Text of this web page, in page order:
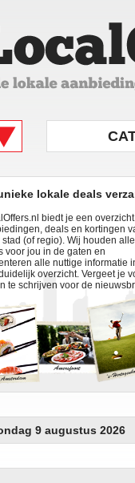
lokale deals
biedt je een
deals en kortingen
(of regio). Wij houden alle
voor jou in de gaten en
alle nuttige informatie
overzicht. Vergeet je
te schrijven voor de
9 augustus 2026